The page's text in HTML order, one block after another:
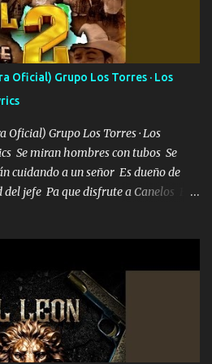
Louis vuitton es mi fragancia
estoy en mi pic si no se han dado
kitch
Oficial) Grupo Los Torres · Los
Oficial) Grupo Los Torres · Los
Se miran hombres con tubos Se
cuidando a un señor Es dueño de
jefe Pa que disfrute a Canelos Es
es platica de grandes por eso hay
para atender los deberes
problema de confianza tengo gente
y también Pariente 7 arreglan
cuestión que ordené NOS HACE